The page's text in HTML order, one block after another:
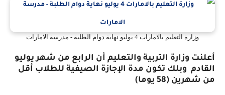
وزارة التعليم بالامارات 4 يوليو نهاية دوام الطلبة - مدرسة الامارات
أعلنت وزارة التربية والتعليم أن الرابع من شهر يوليو
القادم وبلك تكون مدة الإجازة الصيفية للطلاب أقل
من شهرين (58 يوما)